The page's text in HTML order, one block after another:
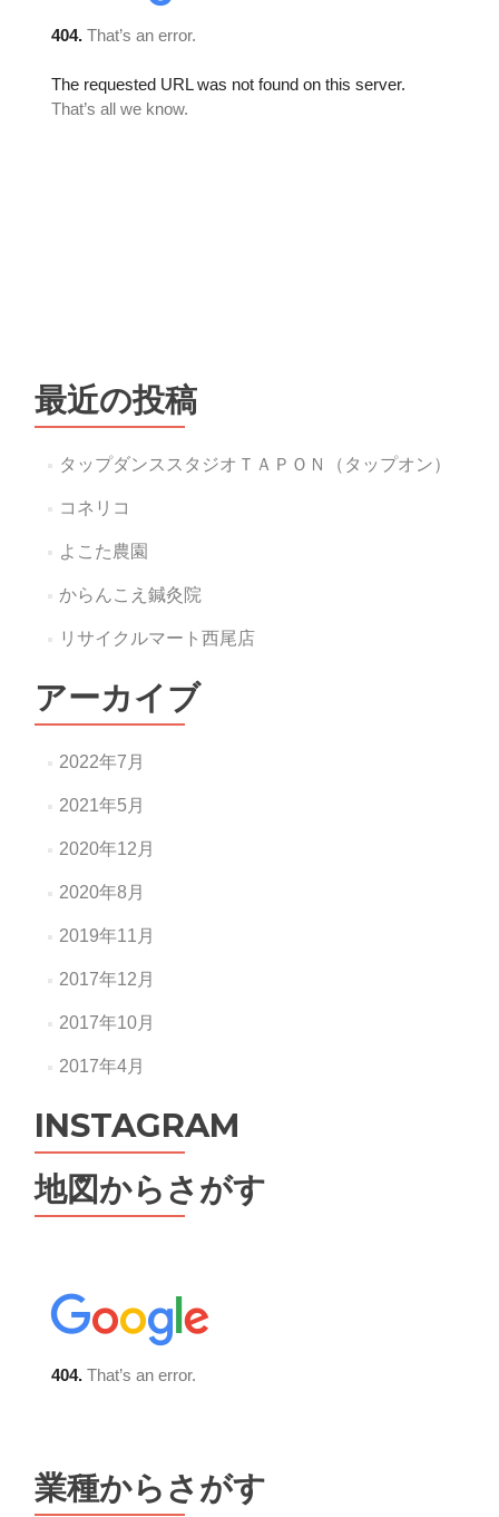
最近の投稿
タップダンススタジオＴＡＰＯＮ（タップオン）
コネリコ
よこた農園
からんこえ鍼灸院
リサイクルマート西尾店
アーカイブ
2022年7月
2021年5月
2020年12月
2020年8月
2019年11月
2017年12月
2017年10月
2017年4月
INSTAGRAM
地図からさがす
業種からさがす